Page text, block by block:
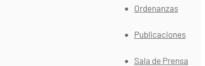
Ordenanzas
Publicaciones
Sala de Prensa